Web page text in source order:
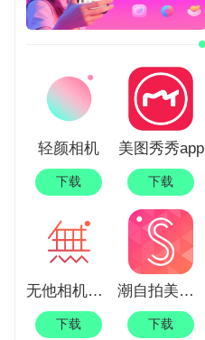
轻颜相机
下载
美图秀秀app
下载
无他相机美颜
下载
潮自拍美颜相机
下载